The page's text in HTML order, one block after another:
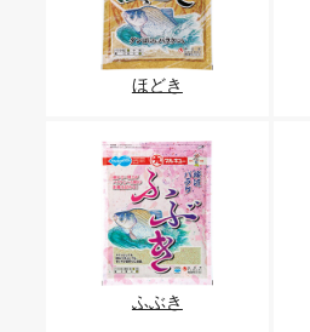
ほどき
ふぶき